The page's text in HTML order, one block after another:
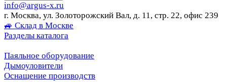
info@argus-x.ru
г. Москва, ул. Золоторожский Вал, д. 11, стр. 22, офис 239
🚙 Склад в Москве
Разделы каталога
Паяльное оборудование
Дымоуловители
Оснащение производств